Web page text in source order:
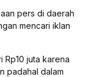
pers di daerah
mencari iklan
Rp10 juta karena
padahal dalam